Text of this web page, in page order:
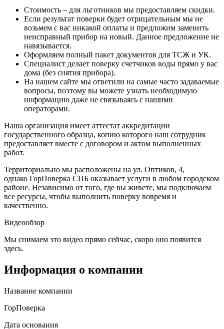
Стоимость – для льготников мы предоставляем скидки.
Если результат поверки будет отрицательным мы не
возьмем с вас никакой оплаты и предложим заменить
неисправный прибор на новый. Данное предложение не
навязывается.
Оформляем полный пакет документов для ТСЖ и УК.
Специалист делает поверку счетчиков воды прямо у вас
дома (без снятия прибора).
На нашем сайте мы ответили на самые часто задаваемые
вопросы, поэтому вы можете узнать необходимую
информацию даже не связываясь с нашими
операторами.
Наша организация имеет аттестат аккредитации
государственного образца, копию которого наш сотрудник
предоставляет вместе с договором и актом выполненных
работ.
Территориально мы расположены на ул. Оптиков, 4,
однако ГорПоверка СПБ оказывает услуги в любом городском
районе. Независимо от того, где вы живете, мы подключаем
все ресурсы, чтобы выполнить поверку вовремя и
качественно.
Видеообзор
Мы снимаем это видео прямо сейчас, скоро оно появится
здесь.
Информация о компании
Название компании
ГорПоверка
Дата основания